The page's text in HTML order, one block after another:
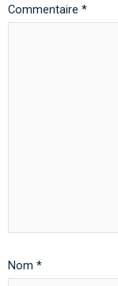
Commentaire *
Nom *